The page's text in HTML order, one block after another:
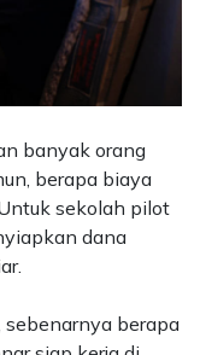
banyak orang
berapa biaya
sekolah pilot
dana
berapa